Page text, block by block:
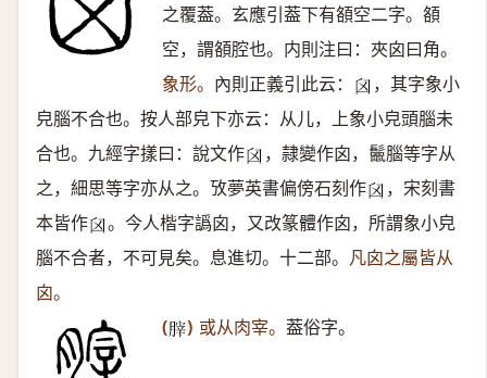
之覆葢。玄應引葢下有頟空二字。頟
空，謂頟腔也。内則注曰：夾囟曰角。
象形。 內則正義引此云： 𦥓 ，其字象小
皃腦不合也。按人部皃下亦云：从儿，上象小皃頭腦未
合也。九經字㨾曰：說文作𦥓 ，隷變作囟，鬛腦等字从
之，細思等字亦从之。攷夢英書偏傍石刻作𦥓 ，宋刻書
本皆作𦥓 。今人楷字譌囟，又改篆體作囟，所謂象小皃
腦不合者，不可見矣。息進切。十二部。 凡囟之屬皆从
囟。
(𦞤 ) 或从肉宰。 葢俗字。